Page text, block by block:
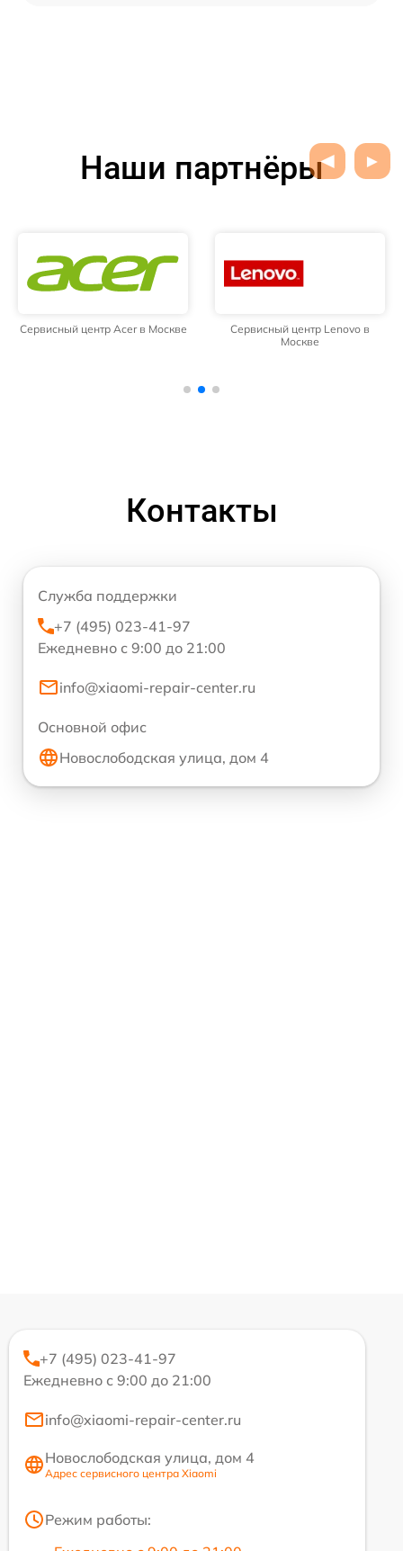
Наши партнёры
Сервисный центр Acer в Москве
Сервисный центр Lenovo в
Москве
Контакты
Служба поддержки
+7 (495) 023-41-97
Ежедневно с 9:00 до 21:00
info@xiaomi-repair-center.ru
Основной офис
Новослободская улица, дом 4
+7 (495) 023-41-97
Ежедневно с 9:00 до 21:00
info@xiaomi-repair-center.ru
Новослободская улица, дом 4
Адрес сервисного центра Xiaomi
Режим работы: